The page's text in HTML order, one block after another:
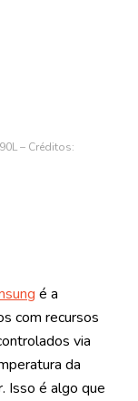
– Créditos:
é a
com recursos
via
da
Isso é algo que